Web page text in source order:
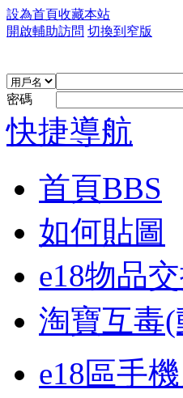
設為首頁收藏本站
開啟輔助訪問 切換到窄版
密碼
快捷導航
首頁BBS
如何貼圖
e18物品
淘寶互毒
e18區手